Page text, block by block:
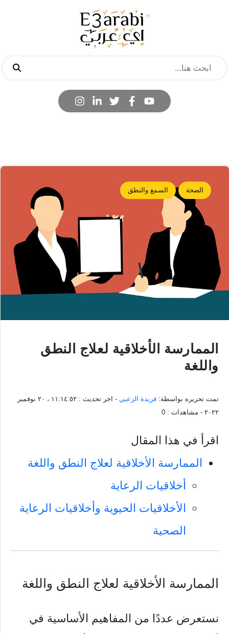
الصحة السمع والنطق
الممارسة الأخلاقية لعلاج النطق
واللغة
تمت تحريره بواسطة: فريدة الزعبي - اخر تحديث :
١١:١٤:٥٢ ، ٢٠ نوفمبر
٢٠٢٢ - مشاهدات : 0
اقرأ في هذا المقال
الممارسة الأخلاقية لعلاج النطق واللغة
أخلاقيات الرعاية
الأخلاقيات الحيوية وأخلاقيات الرعاية
الصحية
الممارسة الأخلاقية لعلاج النطق واللغة
نستعرض عددًا من المفاهيم الأساسية في